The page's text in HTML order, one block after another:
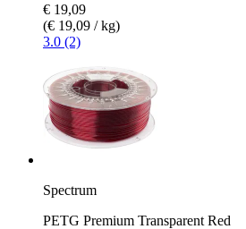
€ 19,09
(€ 19,09 / kg)
3.0 (2)
Spectrum
PETG Premium Transparent Red